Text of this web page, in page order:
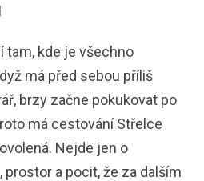
tam, kde je všechno
má před sebou příliš
brzy začne pokukovat po
má cestování Střelce
Nejde jen o
prostor a pocit, že za dalším